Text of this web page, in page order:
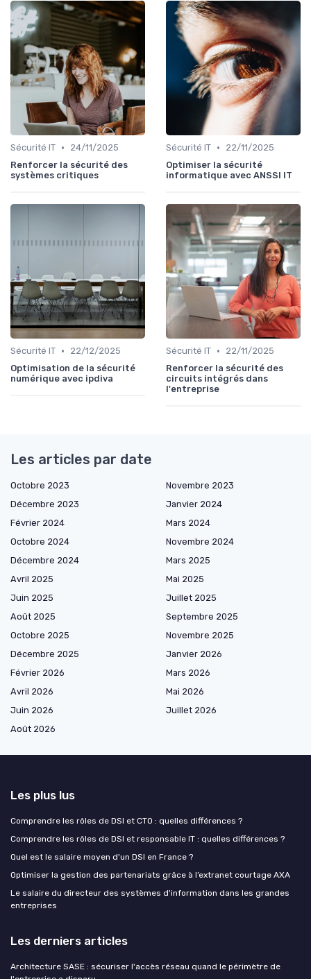
Sécurité IT •
24/11/2025
Renforcer la sécurité des
systèmes critiques
Sécurité IT •
22/11/2025
Optimiser la sécurité
informatique avec ANSSI IT
Sécurité IT •
22/12/2025
Optimisation de la sécurité
numérique avec ipdiva
Sécurité IT •
22/11/2025
Renforcer la sécurité des
circuits intégrés dans
l'entreprise
Les articles par date
Octobre 2023
Novembre 2023
Décembre 2023
Janvier 2024
Février 2024
Mars 2024
Octobre 2024
Novembre 2024
Décembre 2024
Mars 2025
Avril 2025
Mai 2025
Juin 2025
Juillet 2025
Août 2025
Septembre 2025
Octobre 2025
Novembre 2025
Décembre 2025
Janvier 2026
Février 2026
Mars 2026
Avril 2026
Mai 2026
Juin 2026
Juillet 2026
Août 2026
Les plus lus
Comprendre les rôles de DSI et CTO : quelles différences ?
Comprendre les rôles de DSI et responsable IT : quelles différences ?
Quel est le salaire moyen d'un DSI en France ?
Optimiser la gestion des partenariats grâce à l’extranet courtage AXA
Le salaire du directeur des systèmes d'information dans les grandes
entreprises
Les derniers articles
Architecture SASE : sécuriser l'accès réseau quand le périmètre de